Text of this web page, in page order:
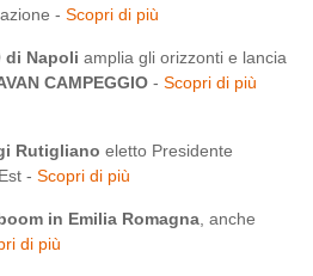
- Scopri di più
di Napoli amplia gli orizzonti e lancia
CAMPEGGIO - Scopri di più
Rutigliano eletto Presidente
- Scopri di più
in Emilia Romagna , anche
di più